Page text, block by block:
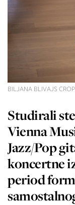
BILJANA BLIVAJS
Studirali
Vienna
Jazz/Pop
koncertne
period